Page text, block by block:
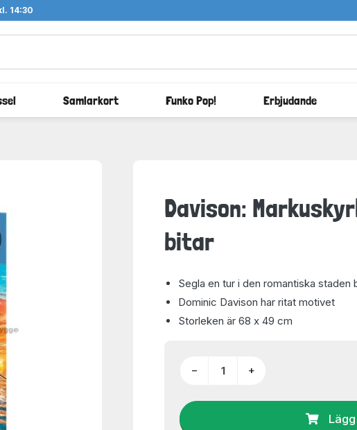
14:30
Samlarkort Funko Pop! Erbjudande
Davison:
bitar
Segla en tur i den romantiska staden
Dominic Davison har ritat motivet
Storleken är 68 x 49 cm
− +